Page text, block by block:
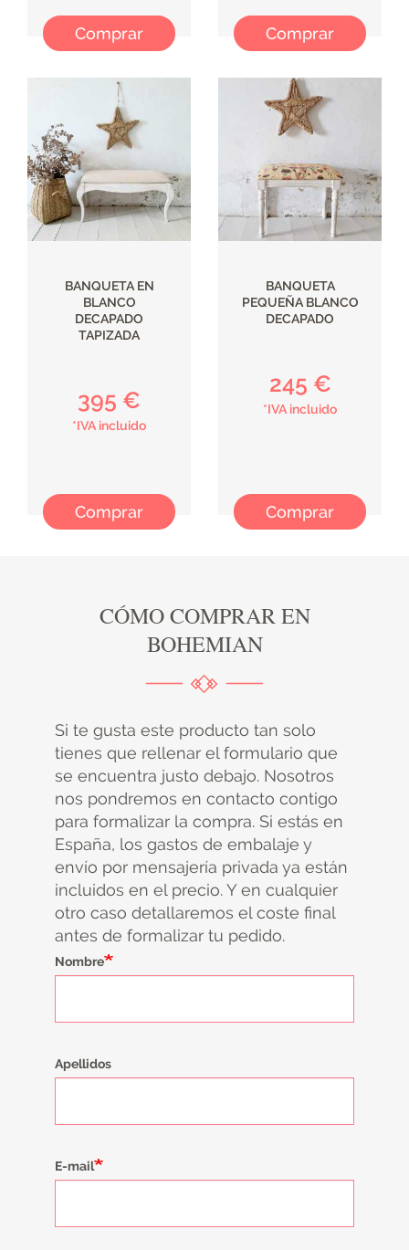
Comprar Comprar
BANQUETA EN
BLANCO
DECAPADO
TAPIZADA
395 €
*IVA incluido
Comprar
BANQUETA
PEQUEÑA BLANCO
DECAPADO
245 €
*IVA incluido
Comprar
CÓMO COMPRAR EN
BOHEMIAN
Si te gusta este producto tan solo
tienes que rellenar el formulario que
se encuentra justo debajo. Nosotros
nos pondremos en contacto contigo
para formalizar la compra. Si estás en
España, los gastos de embalaje y
envío por mensajería privada ya están
incluidos en el precio. Y en cualquier
otro caso detallaremos el coste final
antes de formalizar tu pedido.
Nombre
Apellidos
E-mail